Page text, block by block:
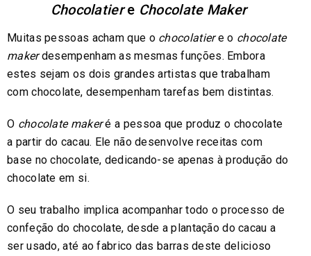
Chocolatiere Chocolate Maker
Muitas pessoas acham que o chocolatiere o chocolate
makerdesempenham as mesmas funções. Embora
estes sejam os dois grandes artistas que trabalham
com chocolate, desempenham tarefas bem distintas.
O chocolate makeré a pessoa que produz o chocolate
a partir do cacau. Ele não desenvolve receitas com
base no chocolate, dedicando-se apenas à produção do
chocolate em si.
O seu trabalho implica acompanhar todo o processo de
confeção do chocolate, desde a plantação do cacau a
ser usado, até ao fabrico das barras deste delicioso